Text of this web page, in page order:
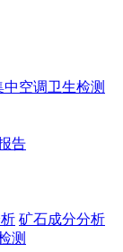
中空调卫生检测
告
矿石成分分析
测